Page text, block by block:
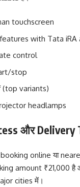
touchscreen
with Tata iRA
control
stop
(top variants)
headlamps
और Delivery
booking online या
amount ₹21,000
cities में।